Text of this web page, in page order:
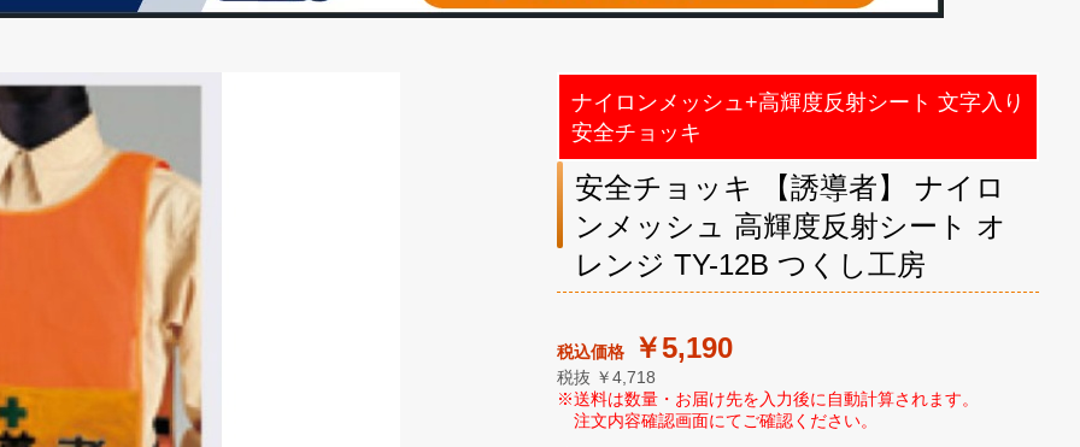
ナイロンメッシュ+高輝度反射シート 文字入り
安全チョッキ
安全チョッキ 【誘導者】 ナイロ
ンメッシュ 高輝度反射シート オ
レンジ TY-12B つくし工房
￥5,190
税抜 ￥4,718